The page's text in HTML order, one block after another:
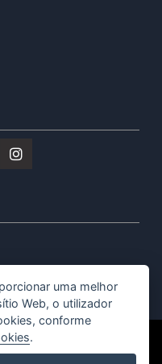
reservados.
uma melhor
Web, o utilizador
conforme
.